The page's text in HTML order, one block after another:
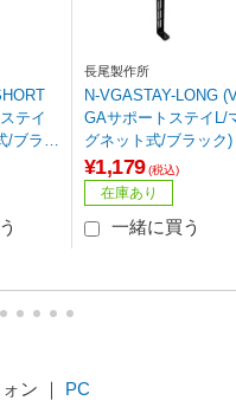
テイ
/ブラッ
長尾製作所
N-VGASTAY-LONG
GAサポートステイL/
グネット式/ブラック)
¥1,179 (税込)
在庫あり
一緒に買う
ン ｜ PC